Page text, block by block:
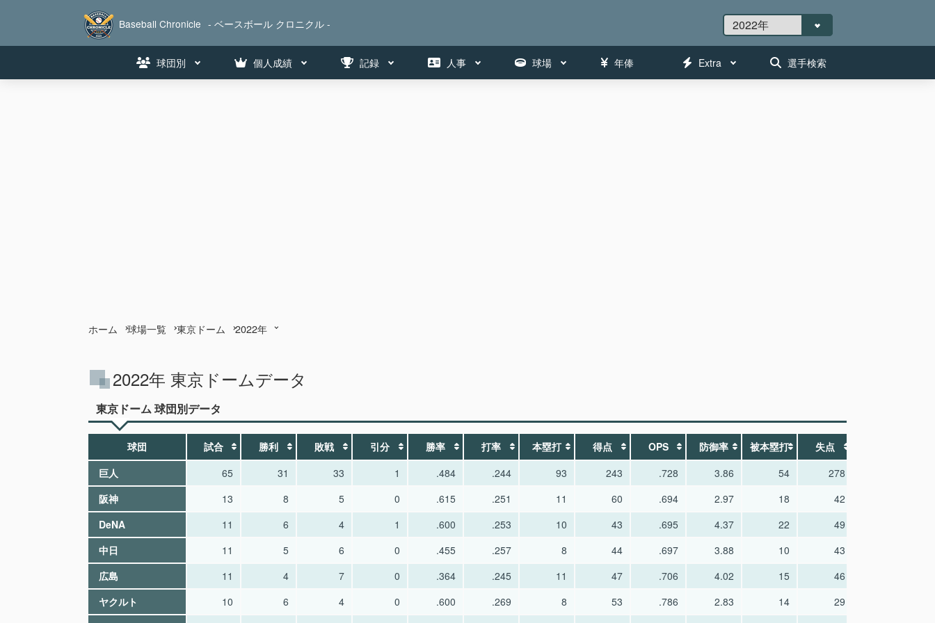
Baseball Chronicle - ベースボール クロニクル -
球団別 個人成績 記録 人事 球場 年俸 Extra 選手検索
ホーム 球場一覧 東京ドーム 2022年
2022年 東京ドームデータ
東京ドーム 球団別データ
球団 試合 勝利 敗戦 引分 勝率 打率 本塁打 得点 OPS 防御率 被本塁打 失点
巨人
65 31 33 1 .484 .244 93 243 .728 3.86 54 278
阪神
13 8 5 0 .615 .251 11 60 .694 2.97 18 42
DeNA
11 6 4 1 .600 .253 10 43 .695 4.37 22 49
中日
11 5 6 0 .455 .257 8 44 .697 3.88 10 43
広島
11 4 7 0 .364 .245 11 47 .706 4.02 15 46
ヤクルト
10 6 4 0 .600 .269 8 53 .786 2.83 14 29